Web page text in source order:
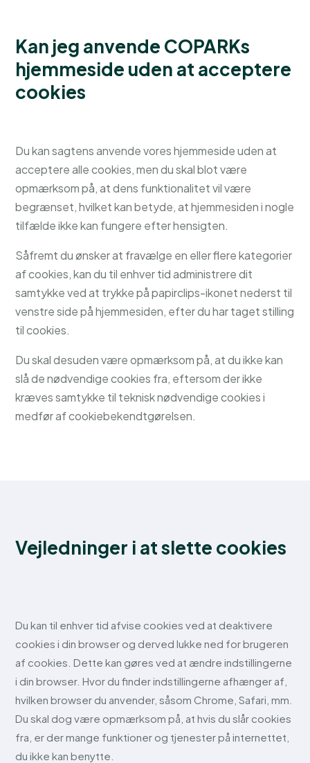
Kan jeg anvende COPARKs
hjemmeside uden at acceptere
cookies
Du kan sagtens anvende vores hjemmeside uden at
acceptere alle cookies, men du skal blot være
opmærksom på, at dens funktionalitet vil være
begrænset, hvilket kan betyde, at hjemmesiden i nogle
tilfælde ikke kan fungere efter hensigten.
Såfremt du ønsker at fravælge en eller flere kategorier
af cookies, kan du til enhver tid administrere dit
samtykke ved at trykke på papirclips-ikonet nederst til
venstre side på hjemmesiden, efter du har taget stilling
til cookies.
Du skal desuden være opmærksom på, at du ikke kan
slå de nødvendige cookies fra, eftersom der ikke
kræves samtykke til teknisk nødvendige cookies i
medfør af cookiebekendtgørelsen.
Vejledninger i at slette cookies
Du kan til enhver tid afvise cookies ved at deaktivere
cookies i din browser og derved lukke ned for brugeren
af cookies. Dette kan gøres ved at ændre indstillingerne
i din browser. Hvor du finder indstillingerne afhænger af,
hvilken browser du anvender, såsom Chrome, Safari, mm.
Du skal dog være opmærksom på, at hvis du slår cookies
fra, er der mange funktioner og tjenester på internettet,
du ikke kan benytte.